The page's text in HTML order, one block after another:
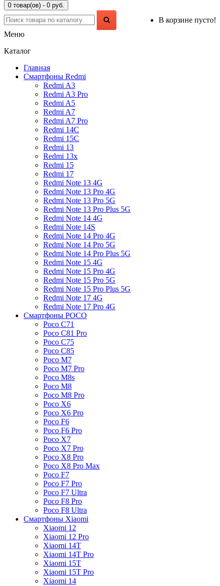
0 товар(ов) - 0 руб.
В корзине пусто!
Меню
Каталог
Главная
Смартфоны Redmi
Redmi A3
Redmi A3 Pro
Redmi A5
Redmi A7
Redmi A7 Pro
Redmi 14C
Redmi 15C
Redmi 13
Redmi 13x
Redmi 15
Redmi 17
Redmi Note 13 4G
Redmi Note 13 Pro 4G
Redmi Note 13 Pro 5G
Redmi Note 13 Pro Plus 5G
Redmi Note 14 4G
Redmi Note 14S
Redmi Note 14 Pro 4G
Redmi Note 14 Pro 5G
Redmi Note 14 Pro Plus 5G
Redmi Note 15 4G
Redmi Note 15 Pro 4G
Redmi Note 15 Pro 5G
Redmi Note 15 Pro Plus 5G
Redmi Note 17 4G
Redmi Note 17 Pro 4G
Смартфоны POCO
Poco C71
Poco C81 Pro
Poco C75
Poco C85
Poco M7
Poco M7 Pro
Poco M8s
Poco M8
Poco M8 Pro
Poco X6
Poco X6 Pro
Poco F6
Poco F6 Pro
Poco X7
Poco X7 Pro
Poco X8 Pro
Poco X8 Pro Max
Poco F7
Poco F7 Pro
Poco F7 Ultra
Poco F8 Pro
Poco F8 Ultra
Смартфоны Xiaomi
Xiaomi 12
Xiaomi 12 Pro
Xiaomi 14T
Xiaomi 14T Pro
Xiaomi 15T
Xiaomi 15T Pro
Xiaomi 14